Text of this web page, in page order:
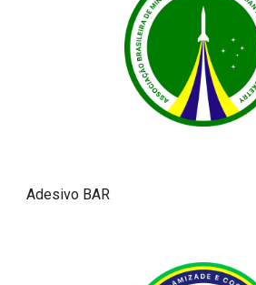
Adesivo BAR